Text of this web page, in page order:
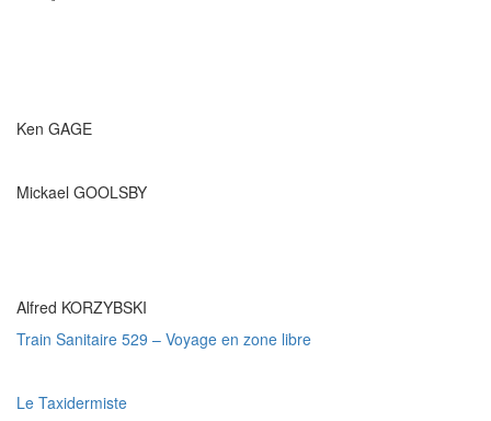
Ken GAGE
Mickael GOOLSBY
Alfred KORZYBSKI
Train Sanitaire 529 – Voyage en zone libre
Le Taxidermiste